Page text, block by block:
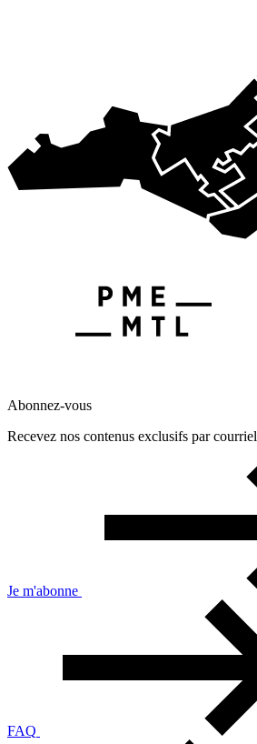
Abonnez-vous
Recevez nos contenus exclusifs par courriel
Je m'abonne
FAQ